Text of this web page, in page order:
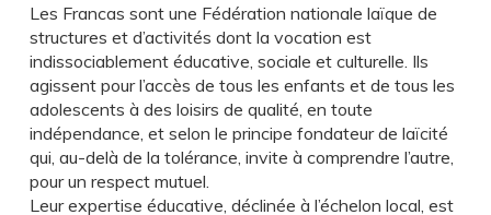
Les Francas sont une Fédération nationale laïque de
structures et d’activités dont la vocation est
indissociablement éducative, sociale et culturelle. Ils
agissent pour l’accès de tous les enfants et de tous les
adolescents à des loisirs de qualité, en toute
indépendance, et selon le principe fondateur de laïcité
qui, au-delà de la tolérance, invite à comprendre l’autre,
pour un respect mutuel.
Leur expertise éducative, déclinée à l’échelon local, est